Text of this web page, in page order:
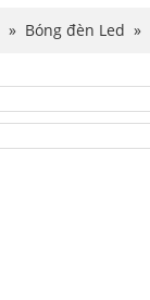
» Bóng đèn Led »